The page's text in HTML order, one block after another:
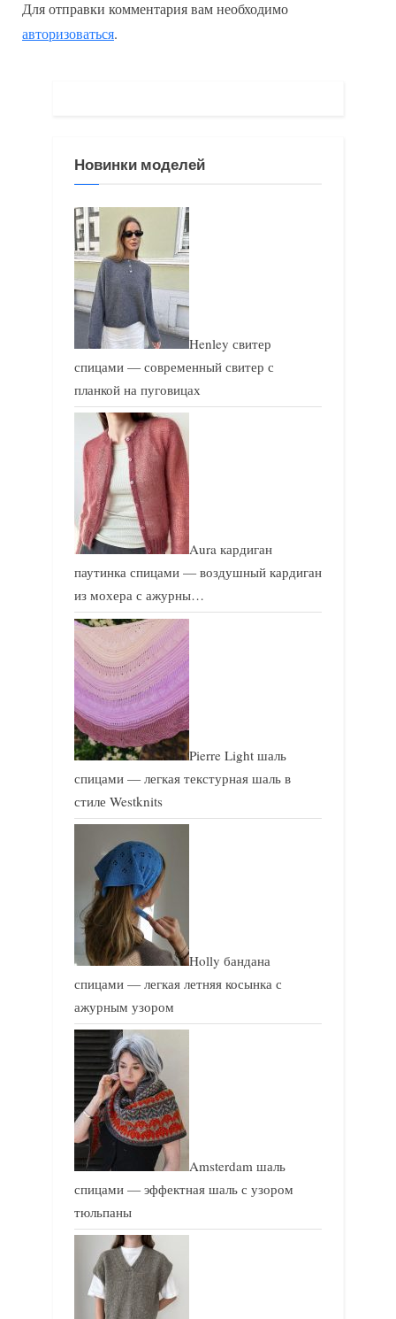
д
у
у
а
и
с
ь
:
Для отправки комментария вам необходимо
авторизоваться.
Новинки моделей
Henley свитер
спицами — современный свитер с
планкой на пуговицах
Aura кардиган
паутинка спицами — воздушный кардиган
из мохера с ажурны…
Pierre Light шаль
спицами — легкая текстурная шаль в
стиле Westknits
Holly бандана
спицами — легкая летняя косынка с
ажурным узором
Amsterdam шаль
спицами — эффектная шаль с узором
тюльпаны